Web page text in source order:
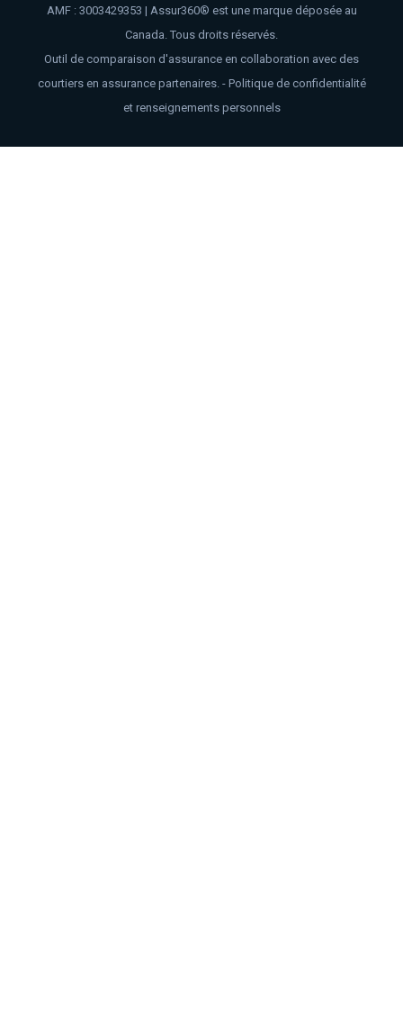
AMF : 3003429353 | Assur360® est une marque déposée au
Canada. Tous droits réservés.
Outil de comparaison d'assurance en collaboration avec des
courtiers en assurance partenaires. - Politique de confidentialité
et renseignements personnels